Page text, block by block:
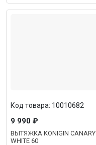
ВЫТЯЖКА KONIGIN CANARY
WHITE 60
Код товара: 10010682
9 990 ₽